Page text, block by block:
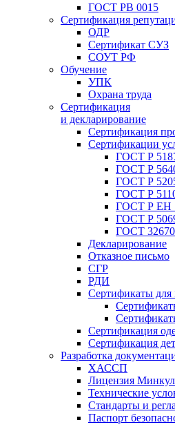
ГОСТ РВ 0015
Сертификация
ОДР
Сертификат СУЗ
СОУТ РФ
Обучение
УПК
Охрана труда
Сертификация
и декларирование
Сертификация
Сертификации
ГОСТ Р
ГОСТ Р
ГОСТ Р
ГОСТ Р
ГОСТ Р ЕН
ГОСТ Р
ГОСТ
Декларирование
Отказное письмо
СГР
РДИ
Сертификаты для
Сертификация
Сертификация
Разработка
ХАССП
Лицензия
Технические
Стандарты и
Паспорт